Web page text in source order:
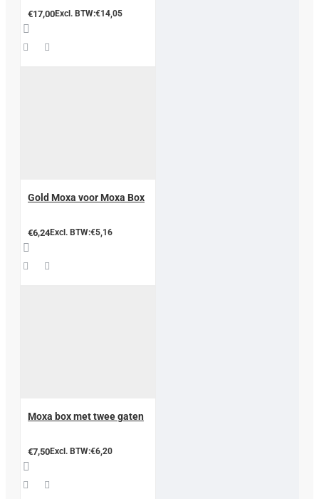
€17,00Excl. BTW:€14,05
Gold Moxa voor Moxa Box
€6,24Excl. BTW:€5,16
Moxa box met twee gaten
€7,50Excl. BTW:€6,20